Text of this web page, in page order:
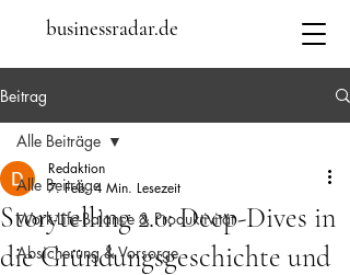
businessradar.de
Beitrag
Alle Beiträge
Work-Life-Balance & Produktivität
Absicherung & Vorsorge
Alle Beiträge
Storytelling 2.0: Deep-Dives in
die Gründungsgeschichte und
Redaktion
7. Feb. 4 Min. Lesezeit